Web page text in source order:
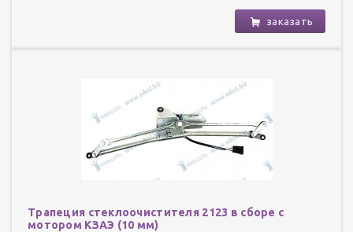
заказать
Трапеция стеклоочистителя 2123 в сборе с
мотором КЗАЭ (10 мм)